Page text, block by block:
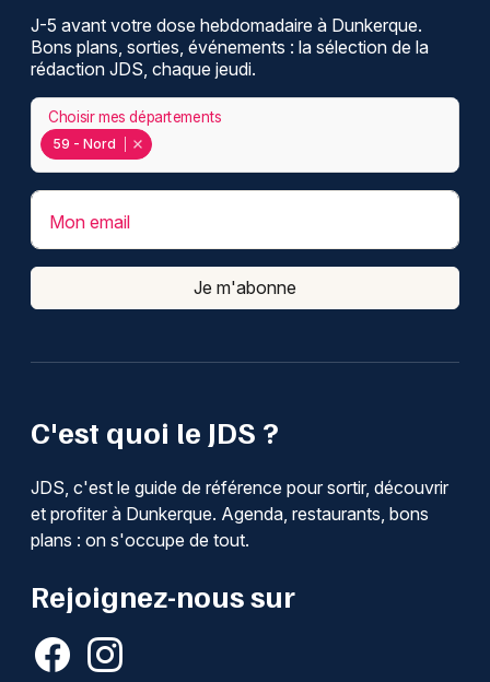
C'est quoi le JDS ?
JDS, c'est le guide de référence pour sortir, découvrir
et profiter à Dunkerque. Agenda, restaurants, bons
plans : on s'occupe de tout.
Rejoignez-nous sur
J-5 avant votre dose hebdomadaire à Dunkerque.
Bons plans, sorties, événements : la sélection de la
rédaction JDS, chaque jeudi.
59 - Nord
Choisir mes départements
Mon email
Je m'abonne